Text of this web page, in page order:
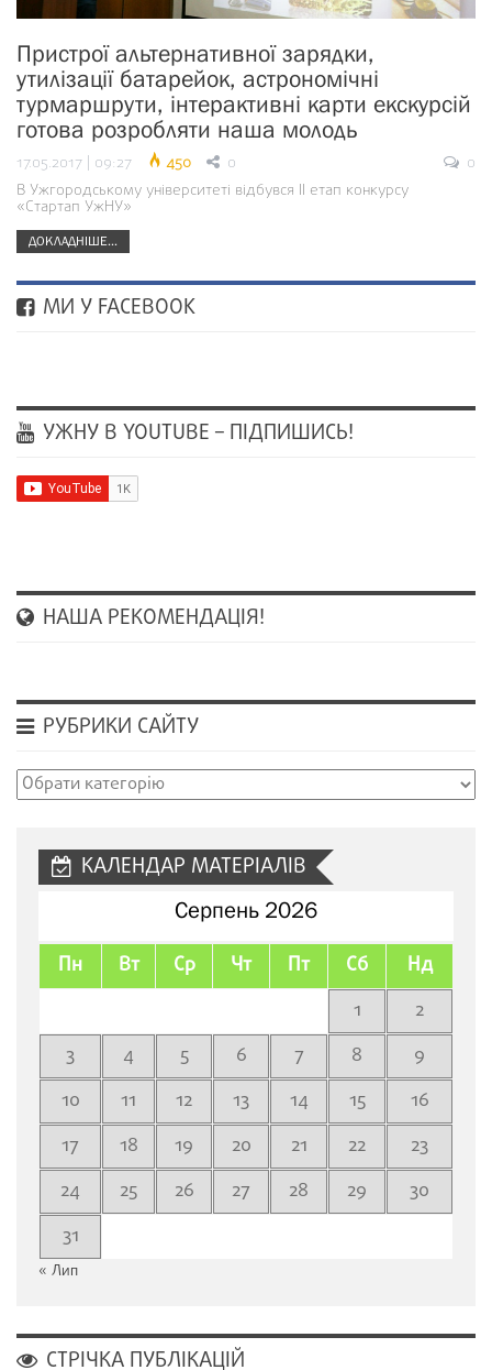
Пристрої альтернативної зарядки,
утилізації батарейок, астрономічні
турмаршрути, інтерактивні карти екскурсій
готова розробляти наша молодь
17.05.2017 | 09:27 450 0
0
В Ужгородському університеті відбувся ІІ етап конкурсу
«Стартап УжНУ»
ДОКЛАДНІШЕ...
МИ У FACEBOOK
УЖНУ В YOUTUBE – ПІДПИШИСЬ!
НАША РЕКОМЕНДАЦІЯ!
РУБРИКИ САЙТУ
Рубрики
КАЛЕНДАР МАТЕРІАЛІВ
Серпень 2026
Пн Вт Ср Чт Пт Сб Нд
1
2
3
4 5 6 7 8
9
10
11 12 13 14 15
16
17
18 19 20 21 22
23
24
25 26 27 28 29
30
31
« Лип
СТРІЧКА ПУБЛІКАЦІЙ